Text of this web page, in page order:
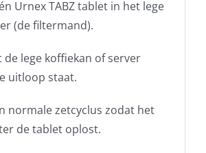
Urnex TABZ tablet in het lege
(de filtermand).
de lege koffiekan of server
uitloop staat.
normale zetcyclus zodat het
de tablet oplost.